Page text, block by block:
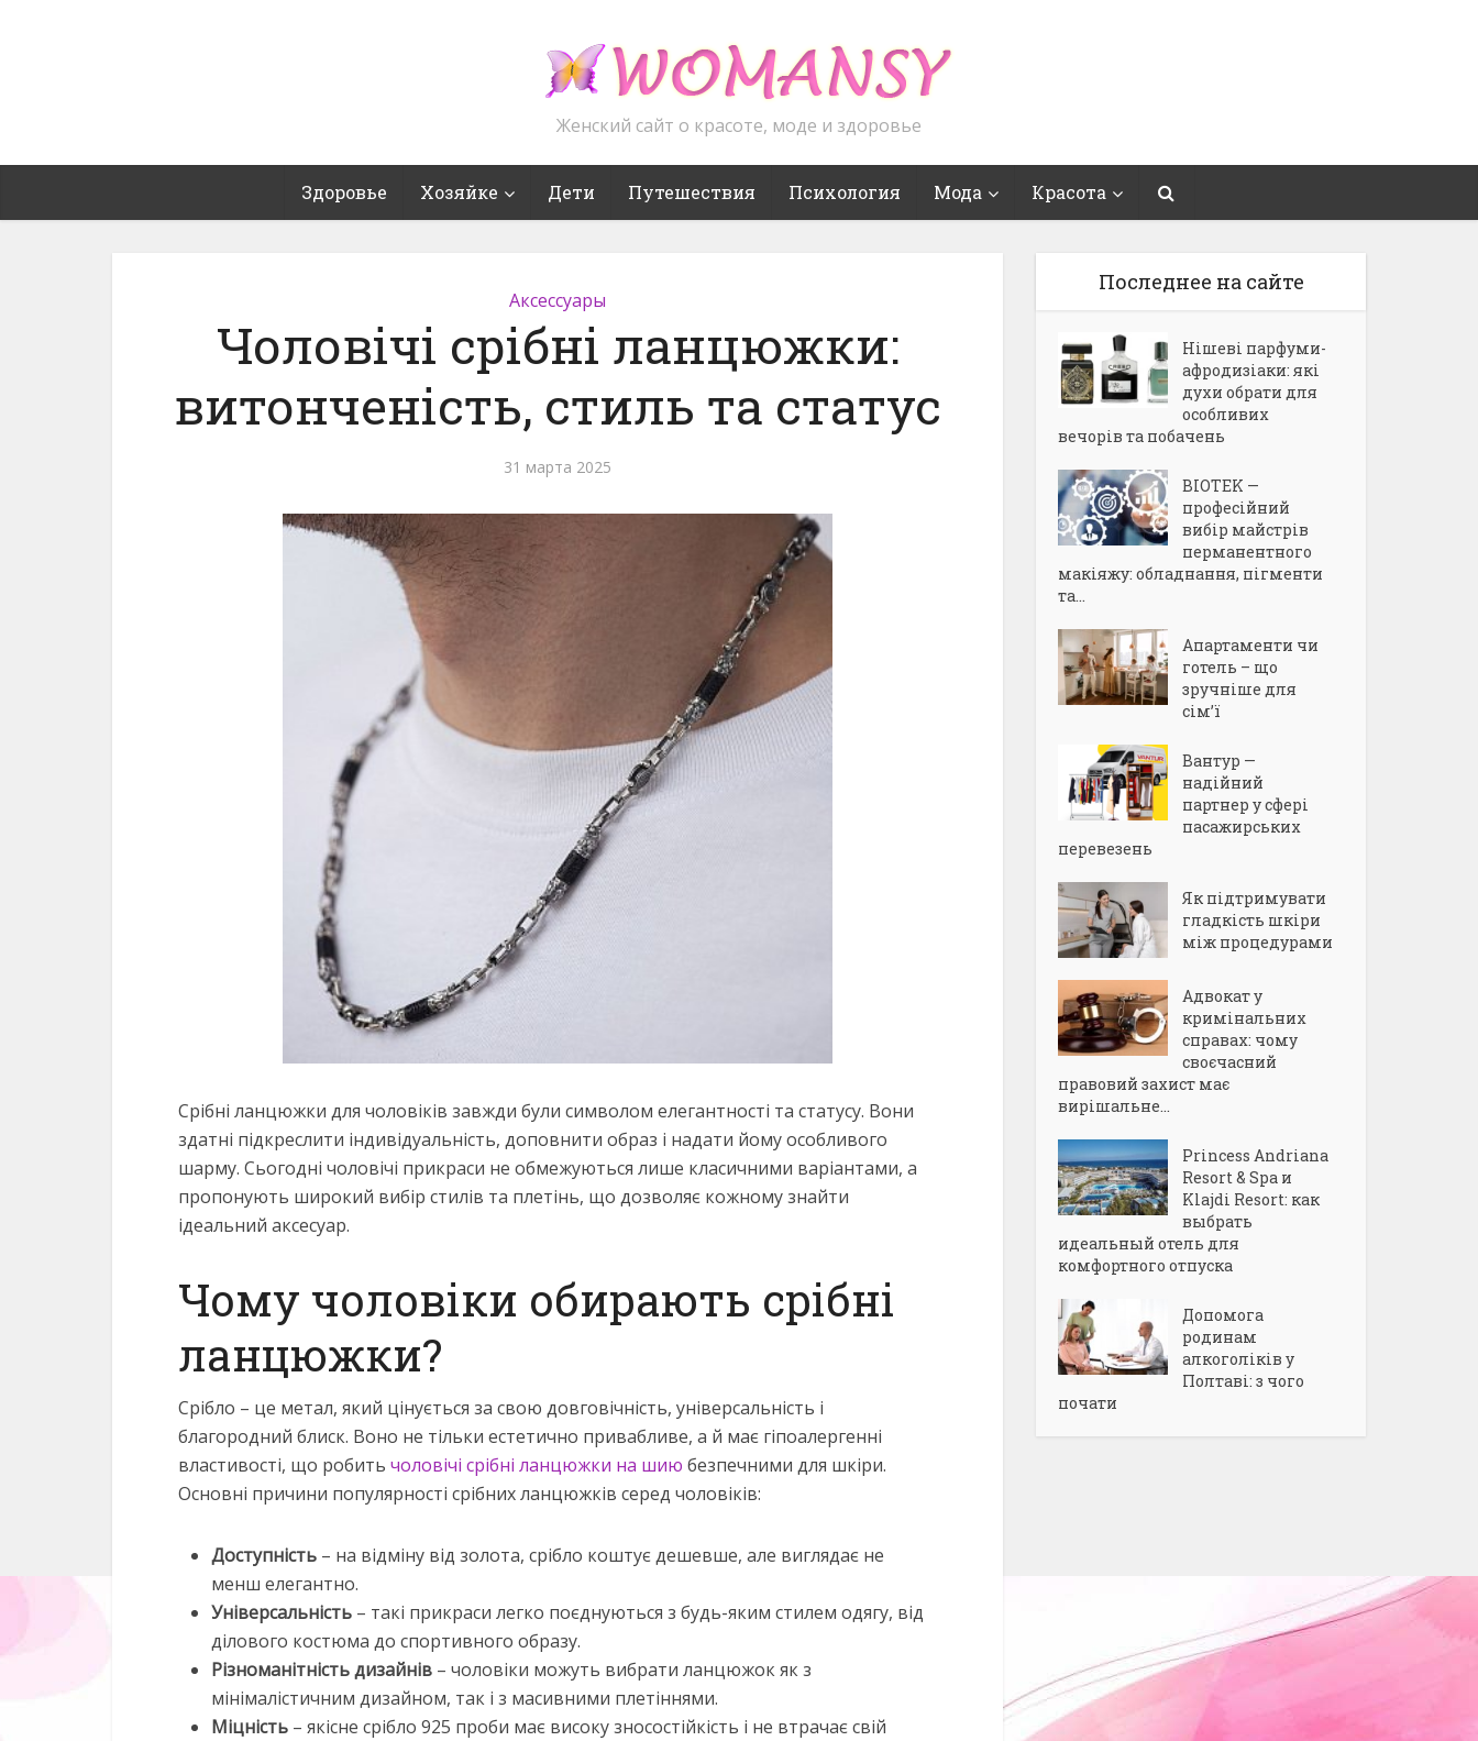
Женский сайт о красоте, моде и здоровье
Здоровье Хозяйке Дети Путешествия Психология Мода Красота
Аксессуары
Чоловічі срібні ланцюжки:
витонченість, стиль та статус
31 марта 2025
Срібні ланцюжки для чоловіків завжди були символом елегантності та статусу. Вони
здатні підкреслити індивідуальність, доповнити образ і надати йому особливого
шарму. Сьогодні чоловічі прикраси не обмежуються лише класичними варіантами, а
пропонують широкий вибір стилів та плетінь, що дозволяє кожному знайти
ідеальний аксесуар.
Чому чоловіки обирають срібні
ланцюжки?
Срібло – це метал, який цінується за свою довговічність, універсальність і
благородний блиск. Воно не тільки естетично привабливе, а й має гіпоалергенні
властивості, що робить чоловічі срібні ланцюжки на шию безпечними для шкіри.
Основні причини популярності срібних ланцюжків серед чоловіків:
Доступність – на відміну від золота, срібло коштує дешевше, але виглядає не
менш елегантно.
Універсальність – такі прикраси легко поєднуються з будь-яким стилем одягу, від
ділового костюма до спортивного образу.
Різноманітність дизайнів – чоловіки можуть вибрати ланцюжок як з
мінімалістичним дизайном, так і з масивними плетіннями.
Міцність – якісне срібло 925 проби має високу зносостійкість і не втрачає свій
Последнее на сайте
Нішеві парфуми-
афродизіаки: які
духи обрати для
особливих
вечорів та побачень
BIOTEK —
професійний
вибір майстрів
перманентного
макіяжу: обладнання, пігменти
та...
Апартаменти чи
готель – що
зручніше для
сім’ї
Вантур —
надійний
партнер у сфері
пасажирських
перевезень
Як підтримувати
гладкість шкіри
між процедурами
Адвокат у
кримінальних
справах: чому
своєчасний
правовий захист має
вирішальне...
Princess Andriana
Resort & Spa и
Klajdi Resort: как
выбрать
идеальный отель для
комфортного отпуска
Допомога
родинам
алкоголіків у
Полтаві: з чого
почати